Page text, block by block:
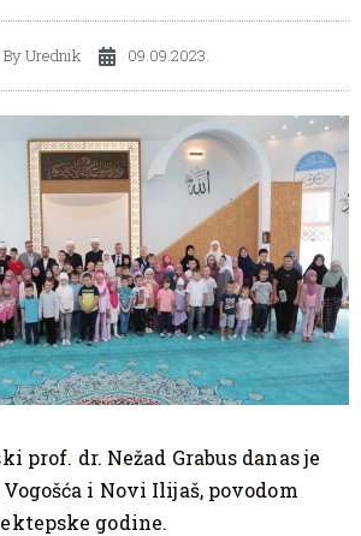
ByUrednik 09.09.2023.
prof. dr. Nežad Grabus danas je
i Novi Ilijaš, povodom
godine.